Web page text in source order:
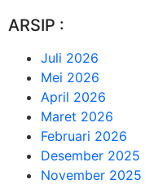
ARSIP :
Juli 2026
Mei 2026
April 2026
Maret 2026
Februari 2026
Desember 2025
November 2025